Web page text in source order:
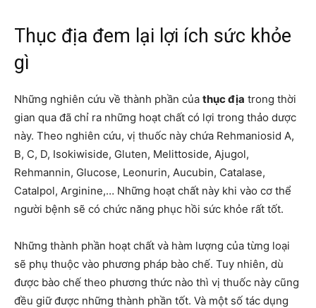
Thục địa đem lại lợi ích sức khỏe
gì
Những nghiên cứu về thành phần của thục địa trong thời
gian qua đã chỉ ra những hoạt chất có lợi trong thảo dược
này. Theo nghiên cứu, vị thuốc này chứa Rehmaniosid A,
B, C, D, Isokiwiside, Gluten, Melittoside, Ajugol,
Rehmannin, Glucose, Leonurin, Aucubin, Catalase,
Catalpol, Arginine,… Những hoạt chất này khi vào cơ thể
người bệnh sẽ có chức năng phục hồi sức khỏe rất tốt.
Những thành phần hoạt chất và hàm lượng của từng loại
sẽ phụ thuộc vào phương pháp bào chế. Tuy nhiên, dù
được bào chế theo phương thức nào thì vị thuốc này cũng
đều giữ được những thành phần tốt. Và một số tác dụng